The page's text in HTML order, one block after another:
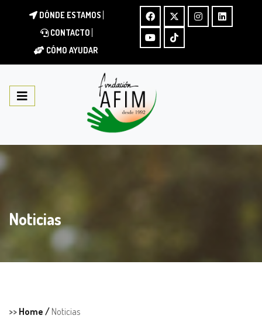
DÓNDE ESTAMOS
CONTACTO
CÓMO AYUDAR
Noticias
>> Home / Noticias